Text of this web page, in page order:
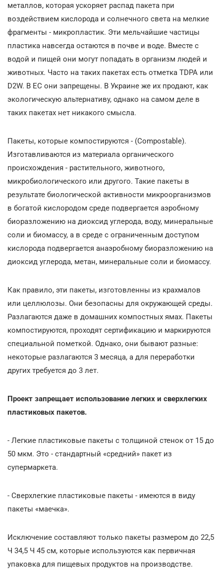
металлов, которая ускоряет распад пакета при
воздействием кислорода и солнечного света на мелкие
фрагменты - микропластик. Эти мельчайшие частицы
пластика навсегда остаются в почве и воде. Вместе с
водой и пищей они могут попадать в организм людей и
животных. Часто на таких пакетах есть отметка TDPA или
D2W. В ЕС они запрещены. В Украине же их продают, как
экологическую альтернативу, однако на самом деле в
таких пакетах нет никакого смысла.
Пакеты, которые компостируются - (Compostable).
Изготавливаются из материала органического
происхождения - растительного, животного,
микробиологического или другого. Такие пакеты в
результате биологической активности микроорганизмов
в богатой кислородом среде подвергается аэробному
биоразложению на диоксид углерода, воду, минеральные
соли и биомассу, а в среде с ограниченным доступом
кислорода подвергается анаэробному биоразложению на
диоксид углерода, метан, минеральные соли и биомассу.
Как правило, эти пакеты, изготовленны из крахмалов
или целлюлозы. Они безопасны для окружающей среды.
Разлагаются даже в домашних компостных ямах. Пакеты
компостируются, проходят сертификацию и маркируются
специальной пометкой. Однако, они бывают разные:
некоторые разлагаются 3 месяца, а для переработки
других требуется до 3 лет.
Проект запрещает использование легких и сверхлегких
пластиковых пакетов.
- Легкие пластиковые пакеты с толщиной стенок от 15 до
50 мкм. Это - стандартный «средний» пакет из
супермаркета.
- Сверхлегкие пластиковые пакеты - имеются в виду
пакеты «маечка».
Исключение составляют только пакеты размером до 22,5
Ч 34,5 Ч 45 см, которые используются как первичная
упаковка для пищевых продуктов на производстве.